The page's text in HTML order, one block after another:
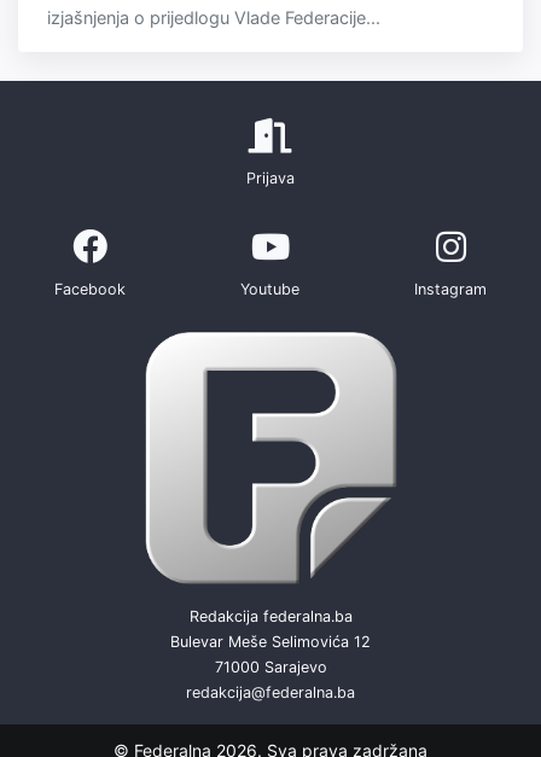
izjašnjenja o prijedlogu Vlade Federacije...
Prijava
Facebook Youtube Instagram
Redakcija federalna.ba
Bulevar Meše Selimovića 12
71000 Sarajevo
redakcija@federalna.ba
© Federalna 2026. Sva prava zadržana